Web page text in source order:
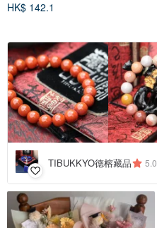
HK$ 142.1
TIBUKKYO德榕藏品 5.0